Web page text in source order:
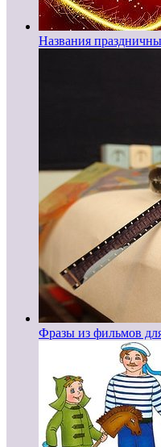
Названия
Фразы из фильмов